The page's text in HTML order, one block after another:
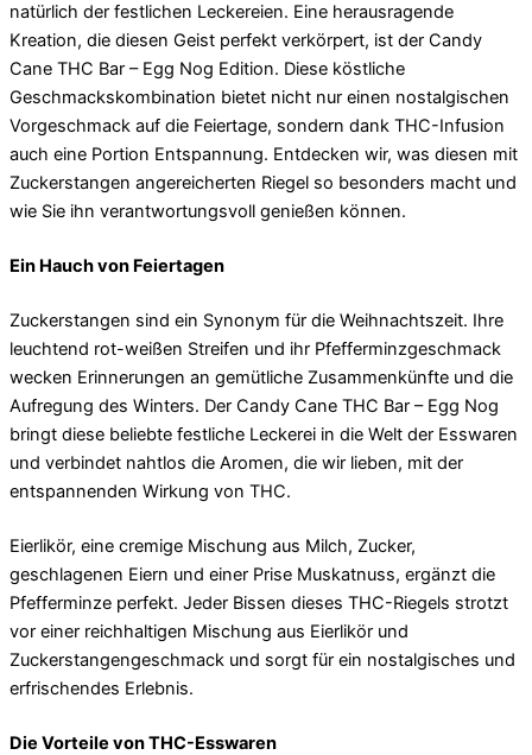
natürlich der festlichen Leckereien. Eine herausragende
Kreation, die diesen Geist perfekt verkörpert, ist der Candy
Cane THC Bar – Egg Nog Edition. Diese köstliche
Geschmackskombination bietet nicht nur einen nostalgischen
Vorgeschmack auf die Feiertage, sondern dank THC-Infusion
auch eine Portion Entspannung. Entdecken wir, was diesen mit
Zuckerstangen angereicherten Riegel so besonders macht und
wie Sie ihn verantwortungsvoll genießen können.
Ein Hauch von Feiertagen
Zuckerstangen sind ein Synonym für die Weihnachtszeit. Ihre
leuchtend rot-weißen Streifen und ihr Pfefferminzgeschmack
wecken Erinnerungen an gemütliche Zusammenkünfte und die
Aufregung des Winters. Der Candy Cane THC Bar – Egg Nog
bringt diese beliebte festliche Leckerei in die Welt der Esswaren
und verbindet nahtlos die Aromen, die wir lieben, mit der
entspannenden Wirkung von THC.
Eierlikör, eine cremige Mischung aus Milch, Zucker,
geschlagenen Eiern und einer Prise Muskatnuss, ergänzt die
Pfefferminze perfekt. Jeder Bissen dieses THC-Riegels strotzt
vor einer reichhaltigen Mischung aus Eierlikör und
Zuckerstangengeschmack und sorgt für ein nostalgisches und
erfrischendes Erlebnis.
Die Vorteile von THC-Esswaren